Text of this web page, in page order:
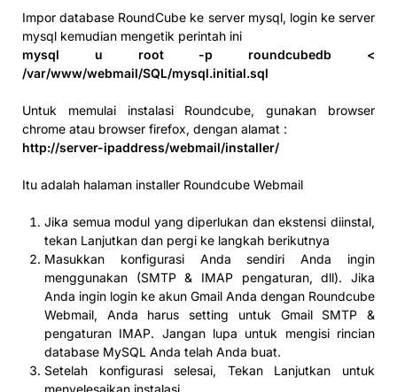
Impor database RoundCube ke server mysql, login ke server
mysql kemudian mengetik perintah ini
mysql u root -p roundcubedb <
/var/www/webmail/SQL/mysql.initial.sql
Untuk memulai instalasi Roundcube, gunakan browser
chrome atau browser firefox, dengan alamat :
http://server-ipaddress/webmail/installer/
Itu adalah halaman installer Roundcube Webmail
Jika semua modul yang diperlukan dan ekstensi diinstal,
tekan Lanjutkan dan pergi ke langkah berikutnya
Masukkan konfigurasi Anda sendiri Anda ingin
menggunakan (SMTP & IMAP pengaturan, dll). Jika
Anda ingin login ke akun Gmail Anda dengan Roundcube
Webmail, Anda harus setting untuk Gmail SMTP &
pengaturan IMAP. Jangan lupa untuk mengisi rincian
database MySQL Anda telah Anda buat.
Setelah konfigurasi selesai, Tekan Lanjutkan untuk
menyelesaikan instalasi.